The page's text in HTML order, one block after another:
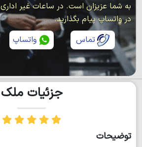
به شما عزیزان است. در ساعات غیر اداری
در واتساپ پیام بگذارید.
تماس
واتساپ
جزئیات ملک
توضیحات